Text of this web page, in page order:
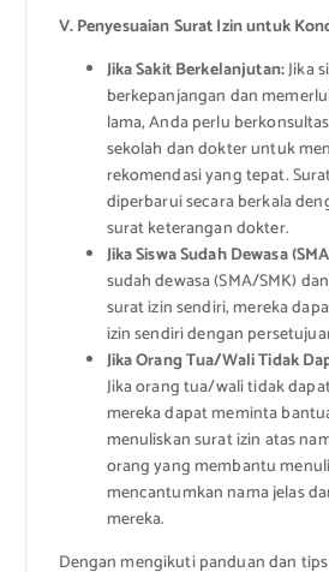
V. Penyesuaian Surat Izin untuk
Jika Sakit Berkelanjutan:Jika
berkepanjangan dan
lama, Anda perlu
sekolah dan dokter untuk
rekomendasi yang tepat.
diperbarui secara berkala
surat keterangan dokter.
Jika Siswa Sudah Dewasa
sudah dewasa (SMA/SMK)
surat izin sendiri, mereka
izin sendiri dengan
Jika Orang Tua/Wali Tidak
Jika orang tua/wali tidak
mereka dapat meminta
menuliskan surat izin atas
orang yang membantu
mencantumkan nama jelas
mereka.
Dengan mengikuti panduan dan